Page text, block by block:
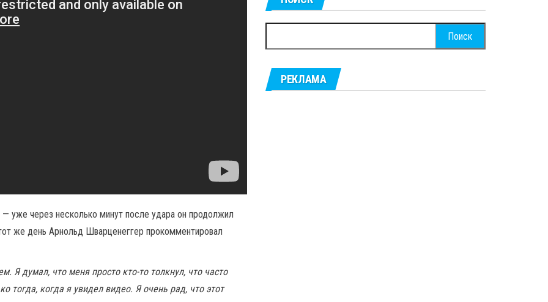
— уже через несколько минут после удара он продолжил
же день Арнольд Шварценеггер прокомментировал
Я думал, что меня просто кто-то толкнул, что часто
тогда, когда я увидел видео. Я очень рад, что этот
РЕКЛАМА